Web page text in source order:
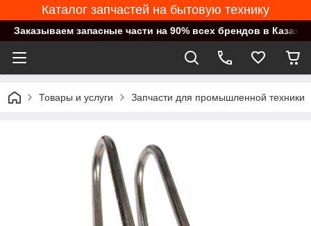
Каталог запчастей на бытовую технику
Заказываем запасные части на 90% всех брендов в
Товары и услуги Запчасти для промышленной техники